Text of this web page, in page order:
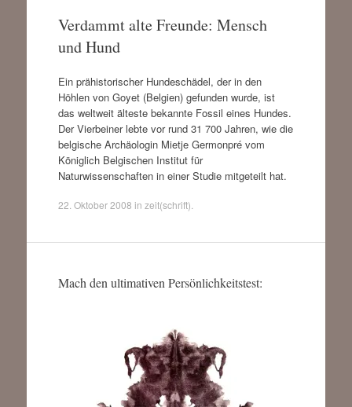
Verdammt alte Freunde: Mensch
und Hund
Ein prähistorischer Hundeschädel, der in den
Höhlen von Goyet (Belgien) gefunden wurde, ist
das weltweit älteste bekannte Fossil eines Hundes.
Der Vierbeiner lebte vor rund 31 700 Jahren, wie die
belgische Archäologin Mietje Germonpré vom
Königlich Belgischen Institut für
Naturwissenschaften in einer Studie mitgeteilt hat.
22. Oktober 2008 in zeit(schrift)
Mach den ultimativen Persönlichkeitstest: